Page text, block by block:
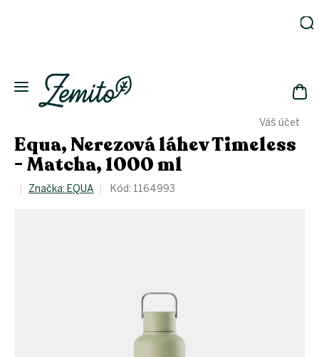
Váš účet
Eko
domácnost
Kosmetika
láhve
Akce
Equa, Nerezová láhev Timeless
- Matcha, 1000 ml
Značka: EQUA Kód: 1164993